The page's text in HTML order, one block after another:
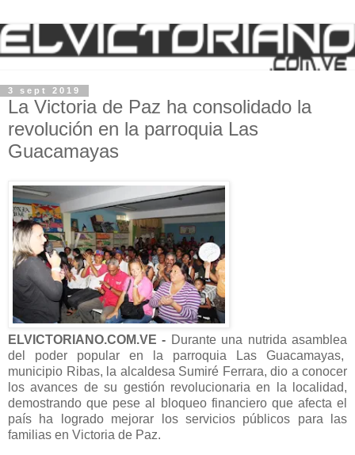
3 sept 2019
La Victoria de Paz ha consolidado la
revolución en la parroquia Las
Guacamayas
ELVICTORIANO.COM.VE - Durante una nutrida asamblea
del poder popular en la parroquia Las Guacamayas,
municipio Ribas, la alcaldesa Sumiré Ferrara, dio a conocer
los avances de su gestión revolucionaria en la localidad,
demostrando que pese al bloqueo financiero que afecta el
país ha logrado mejorar los servicios públicos para las
familias en Victoria de Paz.